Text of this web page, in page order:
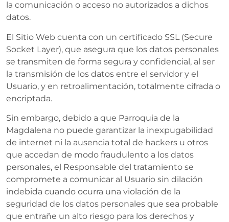
la comunicación o acceso no autorizados a dichos
datos.
El Sitio Web cuenta con un certificado SSL (Secure
Socket Layer), que asegura que los datos personales
se transmiten de forma segura y confidencial, al ser
la transmisión de los datos entre el servidor y el
Usuario, y en retroalimentación, totalmente cifrada o
encriptada.
Sin embargo, debido a que Parroquia de la
Magdalena no puede garantizar la inexpugabilidad
de internet ni la ausencia total de hackers u otros
que accedan de modo fraudulento a los datos
personales, el Responsable del tratamiento se
compromete a comunicar al Usuario sin dilación
indebida cuando ocurra una violación de la
seguridad de los datos personales que sea probable
que entrañe un alto riesgo para los derechos y